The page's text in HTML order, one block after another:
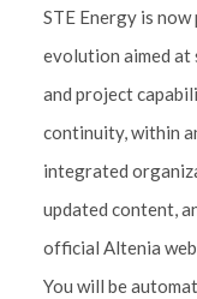
STE Energy is
evolution aimed at
and project
continuity, within
integrated
updated content,
official Altenia
You will be